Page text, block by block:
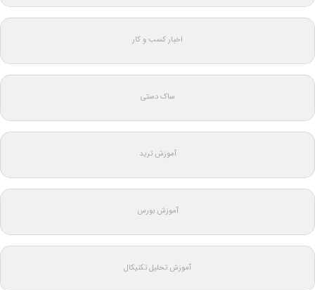
اخبار کسب و کار
ساک دستی
آموزش ترید
آموزش بورس
آموزش تحلیل تکنیکال